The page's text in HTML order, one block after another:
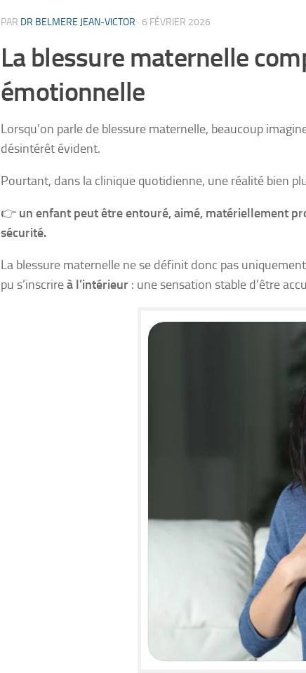
PAR DR BELMERE JEAN-VICTOR · 6 FÉVRIER 2026
La blessure maternelle
émotionnelle
Lorsqu’on parle de blessure maternelle, beaucoup
désintérêt évident.
Pourtant, dans la clinique quotidienne, une réalité bien
👉 un enfant peut être entouré, aimé, matériellement
sécurité.
La blessure maternelle ne se définit donc pas
pu s’inscrireà l’intérieur : une sensation stable d’être